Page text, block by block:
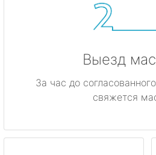
Выезд
За час до
свяжется